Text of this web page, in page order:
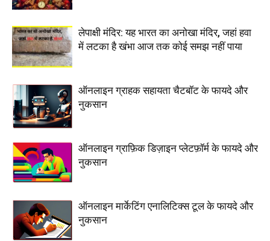
लेपाक्षी मंदिर: यह भारत का अनोखा मंदिर, जहां हवा
में लटका है खंभा आज तक कोई समझ नहीं पाया
ऑनलाइन ग्राहक सहायता चैटबॉट के फायदे और
नुकसान
ऑनलाइन ग्राफ़िक डिज़ाइन प्लेटफ़ॉर्म के फायदे और
नुकसान
ऑनलाइन मार्केटिंग एनालिटिक्स टूल के फायदे और
नुकसान